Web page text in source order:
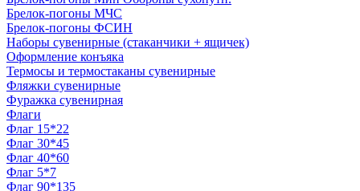
Брелок-погоны МЧС
Брелок-погоны ФСИН
Наборы сувенирные (стаканчики + ящичек)
Оформление конъяка
Термосы и термостаканы сувенирные
Фляжки сувенирные
Фуражка сувенирная
Флаги
Флаг 15*22
Флаг 30*45
Флаг 40*60
Флаг 5*7
Флаг 90*135